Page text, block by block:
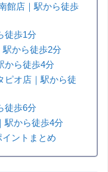
館店｜駅から徒歩
徒歩1分
駅から徒歩2分
から徒歩4分
ピオ店｜駅から徒
徒歩6分
駅から徒歩4分
ントまとめ